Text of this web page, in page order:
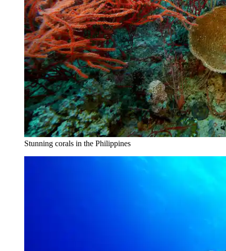
Stunning corals in the Philippines